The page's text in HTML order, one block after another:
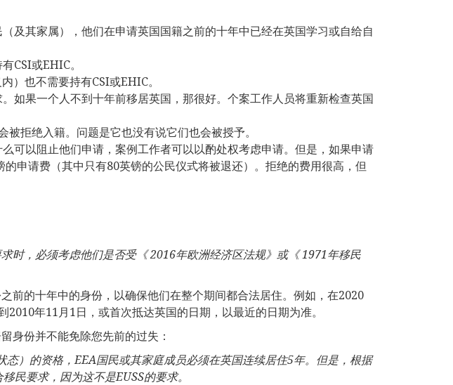
及其家属），他们在申请英国国籍之前的十年中已经在英国学习或自给自
CSI或EHIC。
）也不需要持有CSI或EHIC。
如果一个人不到十年前移居英国，那很好。个案工作人员将重新检查英国
拒绝入籍。问题是它也没有说它们也会被授予。
可以阻止他们申请，案例工作者可以以酌处权考虑申请。但是，如果申请
申请费（其中只有80英镑的公民仪式将被退还）。拒绝的费用很高，但
时，必须考虑他们是否受《2016年欧洲经济区法规》或《1971年移民
前的十年中的身份，以确保他们在整个期间都合法居住。例如，在2020
年11月1日，或首次抵达英国的日期，以最近的日期为准。
身份并不能免除您先前的过失：
态）的资格，EEA国民或其家庭成员必须在英国连续居住5年。但是，根据
民要求，因为这不是EUSS的要求。